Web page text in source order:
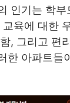
인기는 학부
육에 대한
, 그리고 편
한 아파트들